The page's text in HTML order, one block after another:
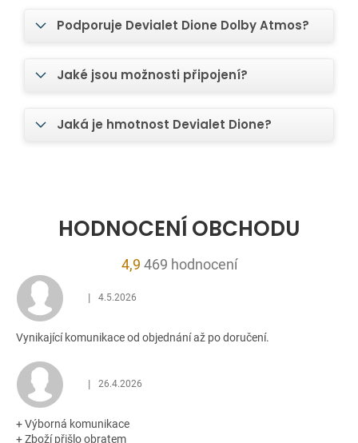
Podporuje Devialet Dione Dolby Atmos?
Jaké jsou možnosti připojení?
Jaká je hmotnost Devialet Dione?
HODNOCENÍ OBCHODU
4,9 Průměrné
4,9
469 hodnocení
Hodnocení obchodu je 5 z 5 hvězdiček.
| 4.5.2026
Vynikající komunikace od objednání až po doručení.
Hodnocení obchodu je 5 z 5 hvězdiček.
| 26.4.2026
+ Výborná komunikace
+ Zboží přišlo obratem